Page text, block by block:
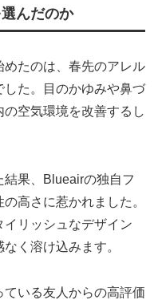
んだのか
たのは、春先のアレル
た。目のかゆみや鼻づ
空気環境を改善するし
果、Blueairの独自フ
高さに惹かれました。
リッシュなデザイン
く溶け込みます。
いる友人からの高評価